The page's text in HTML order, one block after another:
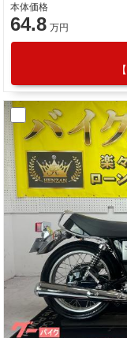
本体価格
64.8 万円